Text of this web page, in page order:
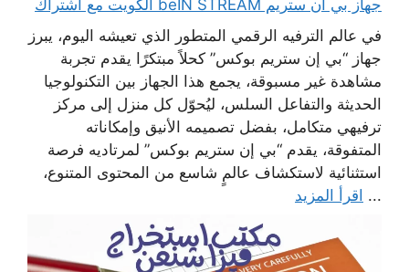
جهاز بي ان ستريم beIN STREAM الكويت مع اشتراك
في عالم الترفيه الرقمي المتطور الذي تعيشه اليوم، يبرز
جهاز “بي إن ستريم بوكس” كحلاً مبتكرًا يقدم تجربة
مشاهدة غير مسبوقة، يجمع هذا الجهاز بين التكنولوجيا
الحديثة والتفاعل السلس، ليُحوّل كل منزل إلى مركز
ترفيهي متكامل، بفضل تصميمه الأنيق وإمكاناته
المتفوقة، يقدم “بي إن ستريم بوكس” لمرتاديه فرصة
استثنائية لاستكشاف عالمٍ شاسع من المحتوى المتنوع،
... اقرأ المزيد